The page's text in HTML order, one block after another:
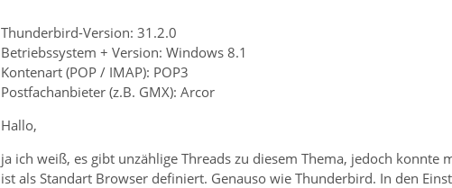
Thunderbird-Version: 31.2.0
Betriebssystem + Version: Windows 8.1
Kontenart (POP / IMAP): POP3
Postfachanbieter (z.B. GMX): Arcor
Hallo,
ja ich weiß, es gibt unzählige Threads zu diesem Thema, jedoch
ist als Standart Browser definiert. Genauso wie Thunderbird. In den